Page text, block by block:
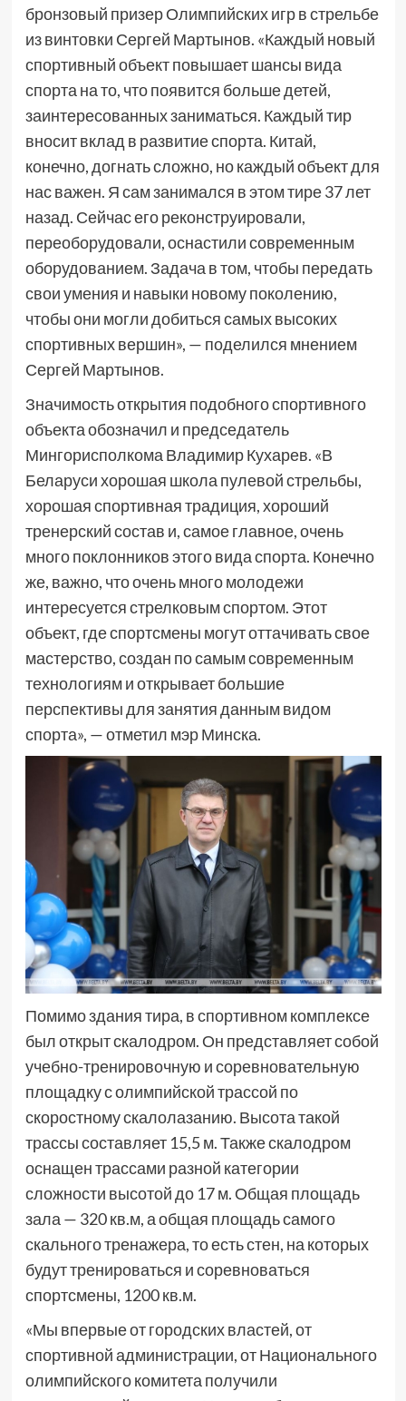
бронзовый призер Олимпийских игр в стрельбе
из винтовки Сергей Мартынов. «Каждый новый
спортивный объект повышает шансы вида
спорта на то, что появится больше детей,
заинтересованных заниматься. Каждый тир
вносит вклад в развитие спорта. Китай,
конечно, догнать сложно, но каждый объект для
нас важен. Я сам занимался в этом тире 37 лет
назад. Сейчас его реконструировали,
переоборудовали, оснастили современным
оборудованием. Задача в том, чтобы передать
свои умения и навыки новому поколению,
чтобы они могли добиться самых высоких
спортивных вершин», — поделился мнением
Сергей Мартынов.
Значимость открытия подобного спортивного
объекта обозначил и председатель
Мингорисполкома Владимир Кухарев. «В
Беларуси хорошая школа пулевой стрельбы,
хорошая спортивная традиция, хороший
тренерский состав и, самое главное, очень
много поклонников этого вида спорта. Конечно
же, важно, что очень много молодежи
интересуется стрелковым спортом. Этот
объект, где спортсмены могут оттачивать свое
мастерство, создан по самым современным
технологиям и открывает большие
перспективы для занятия данным видом
спорта», — отметил мэр Минска.
Помимо здания тира, в спортивном комплексе
был открыт скалодром. Он представляет собой
учебно-тренировочную и соревновательную
площадку с олимпийской трассой по
скоростному скалолазанию. Высота такой
трассы составляет 15,5 м. Также скалодром
оснащен трассами разной категории
сложности высотой до 17 м. Общая площадь
зала — 320 кв.м, а общая площадь самого
скального тренажера, то есть стен, на которых
будут тренироваться и соревноваться
спортсмены, 1200 кв.м.
«Мы впервые от городских властей, от
спортивной администрации, от Национального
олимпийского комитета получили